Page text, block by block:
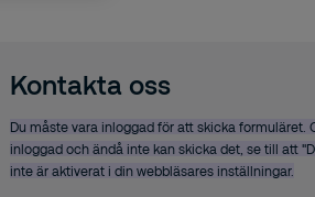
Kontakta oss
Du måste vara inloggad för att skicka formuläret.
inloggad och ändå inte kan skicka det, se till att
inte är aktiverat i din webbläsares inställningar.